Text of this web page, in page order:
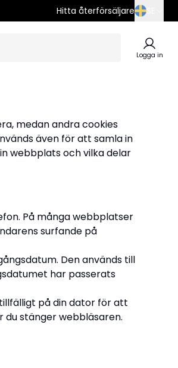
Hitta återförsäljare
SE
EN
Logga in
medan andra cookies
även för att samla in
webbplats och vilka delar
På många webbplatser
surfande på
Den används till
har passerats
på din dator för att
du stänger webbläsaren.